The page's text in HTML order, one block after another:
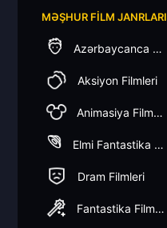
MƏŞHUR FILM JANRLARI
Azərbaycanca Dublaj
Aksiyon Filmleri
Animasiya Filmleri
Elmi Fantastika Filmleri
Dram Filmleri
Fantastika Filmleri